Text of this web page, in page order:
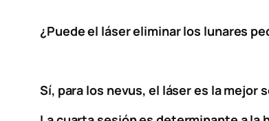
¿Puede el láser eliminar los lunares
Sí, para los nevus, el láser es la